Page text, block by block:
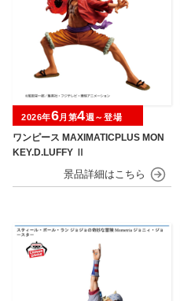
ワンピース MAXIMATICPLUS MON
KEY.D.LUFFY Ⅱ
2026年6月第4週～登場